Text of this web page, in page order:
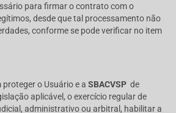
para firmar o contrato com o
desde que tal processamento não
conforme se pode verificar no item
o Usuário e a SBACVSP de
aplicável, o exercício regular de
administrativo ou arbitral, habilitar a